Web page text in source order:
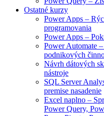
Ostatné kurzy
Power Apps –
programovania
Power Apps –
Power Automate
podnikových
Návrh dátových
nástroje
SQL Server
premise nasadenie
Excel naplno –
Power Query,